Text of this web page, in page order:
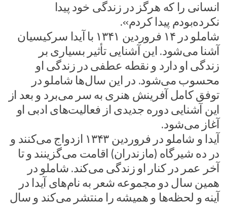
انسانی را که هرگز در زندگی خود پیدا
نکرده‌بودم پیدا کردم».
شاملو در ۱۴ فروردین ۱۳۴۱ با آیدا سرکیسیان
آشنا می‌شود. این آشنایی تأثیر بسیاری بر
زندگی او دارد و نقطه عطفی در زندگی او
محسوب می‌شود. در این سال‌ها شاملو در
توفق کامل آفرینش هنری به سر می‌برد و بعد از
این آشنایی دوره جدیدی از فعالیت‌های ادبی او
آغاز می‌شود.
آیدا و شاملو در فروردین ۱۳۴۳ ازدواج می‌کنند و
در ده شیرگاه (مازندران) اقامت می‌گزینند و تا
آخر عمر در کنار او زندگی می‌کند. شاملو در
همین سال دو مجموعه شعر به نام‌های آیدا در
آینه و لحظه‌ها و همیشه را منتشر می‌کند و سال